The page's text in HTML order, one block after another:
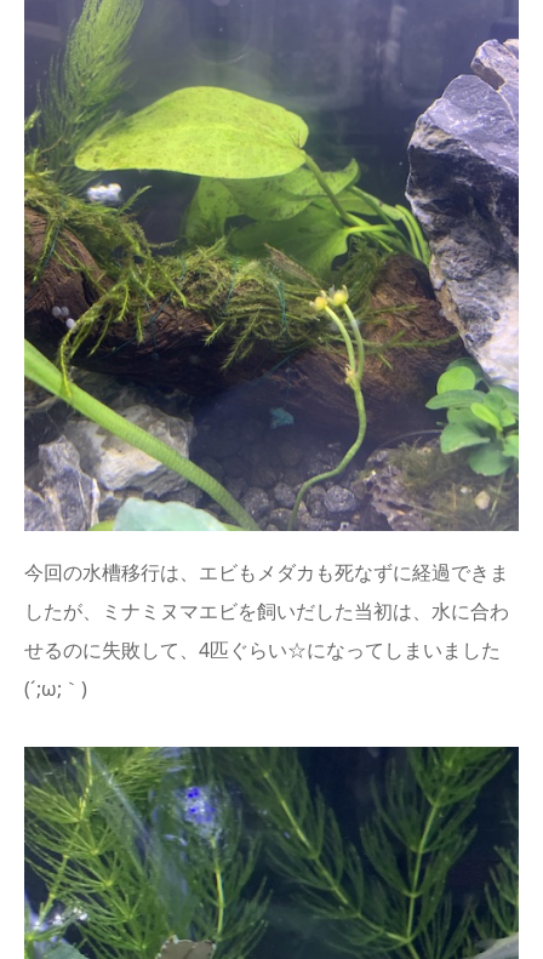
今回の水槽移行は、エビもメダカも死なずに経過できま
したが、ミナミヌマエビを飼いだした当初は、水に合わ
せるのに失敗して、4匹ぐらい☆になってしまいました
(´;ω;｀)